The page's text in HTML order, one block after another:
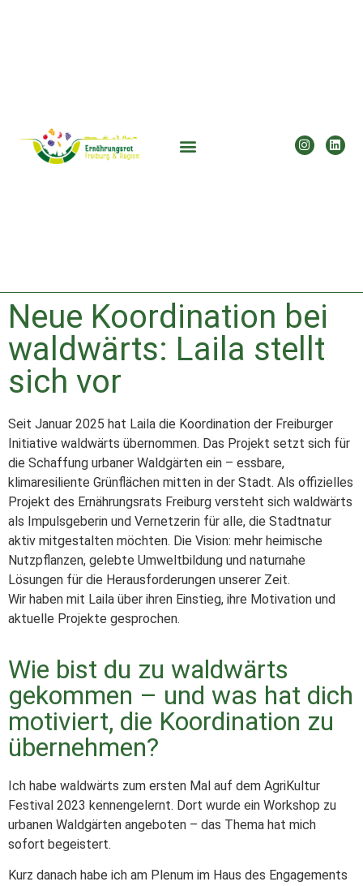
Neue Koordination bei
waldwärts: Laila stellt
sich vor
Seit Januar 2025 hat Laila die Koordination der Freiburger
Initiative waldwärts übernommen. Das Projekt setzt sich für
die Schaffung urbaner Waldgärten ein – essbare,
klimaresiliente Grünflächen mitten in der Stadt. Als offizielles
Projekt des Ernährungsrats Freiburg versteht sich waldwärts
als Impulsgeberin und Vernetzerin für alle, die Stadtnatur
aktiv mitgestalten möchten. Die Vision: mehr heimische
Nutzpflanzen, gelebte Umweltbildung und naturnahe
Lösungen für die Herausforderungen unserer Zeit.
Wir haben mit Laila über ihren Einstieg, ihre Motivation und
aktuelle Projekte gesprochen.
Wie bist du zu waldwärts
gekommen – und was hat dich
motiviert, die Koordination zu
übernehmen?
Ich habe waldwärts zum ersten Mal auf dem AgriKultur
Festival 2023 kennengelernt. Dort wurde ein Workshop zu
urbanen Waldgärten angeboten – das Thema hat mich
sofort begeistert.
Kurz danach habe ich am Plenum im Haus des Engagements